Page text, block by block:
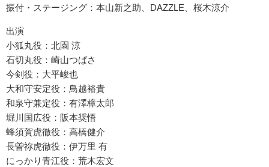
振付・ステージング：本山新之助、DAZZLE、桜木涼介
出演
小狐丸役：北園 涼
石切丸役：崎山つばさ
今剣役：大平峻也
大和守安定役：鳥越裕貴
和泉守兼定役：有澤樟太郎
堀川国広役：阪本奨悟
蜂須賀虎徹役：高橋健介
長曽祢虎徹役：伊万里 有
にっかり青江役：荒木宏文